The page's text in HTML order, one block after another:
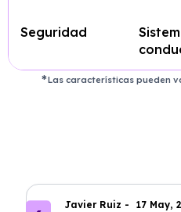
Seguridad
Las características pueden
Javier Ruiz - 17 May,